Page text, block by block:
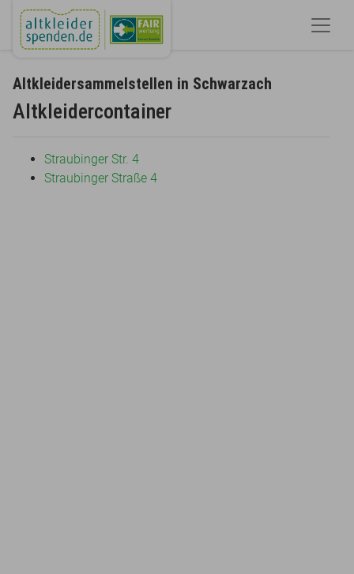
Altkleidersammelstellen in Schwarzach
Altkleidercontainer
Straubinger Str. 4
Straubinger Straße 4